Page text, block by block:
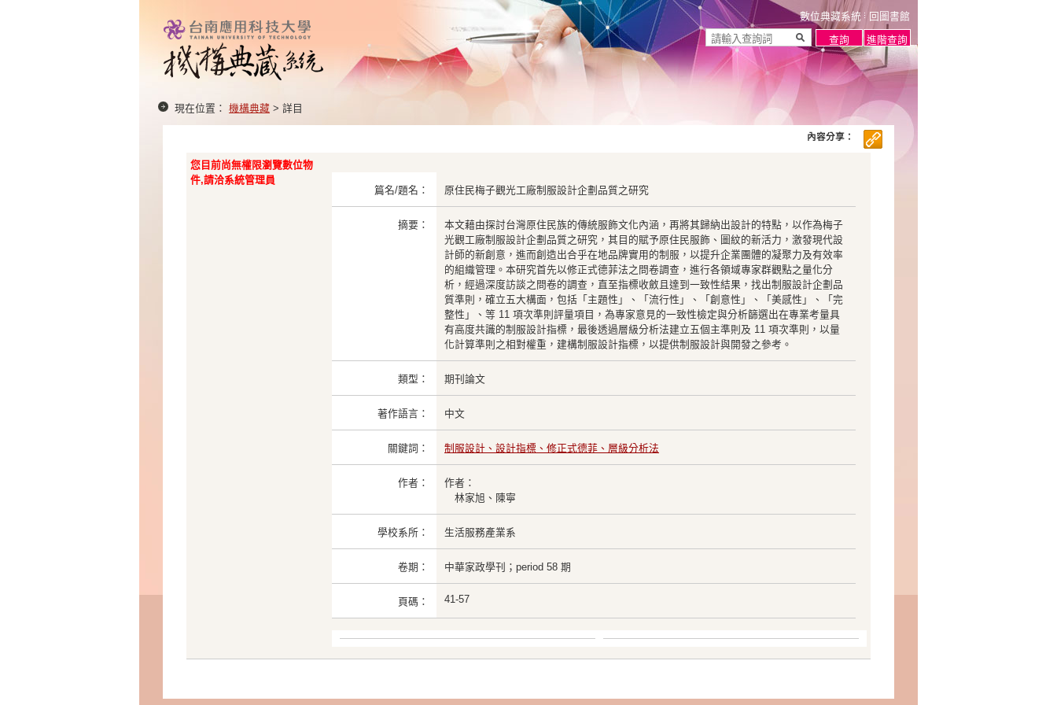
數位典藏系統 回圖書館
現在位置： 機構典藏 > 詳目
您目前尚無權限瀏覽數位物
件,請洽系統管理員
篇名/題名：
原住民梅子觀光工廠制服設計企劃品質之研究
摘要：
本文藉由探討台灣原住民族的傳統服飾文化內涵，再將其歸納出設計的特點，以作為梅子
光觀工廠制服設計企劃品質之研究，其目的賦予原住民服飾、圖紋的新活力，激發現代設
計師的新創意，進而創造出合乎在地品牌實用的制服，以提升企業團體的凝聚力及有效率
的組織管理。本研究首先以修正式德菲法之問卷調查，進行各領域專家群觀點之量化分
析，經過深度訪談之問卷的調查，直至指標收斂且達到一致性結果，找出制服設計企劃品
質準則，確立五大構面，包括「主題性」、「流行性」、「創意性」、「美感性」、「完
整性」、等 11 項次準則評量項目，為專家意見的一致性檢定與分析篩選出在專業考量具
有高度共識的制服設計指標，最後透過層級分析法建立五個主準則及 11 項次準則，以量
化計算準則之相對權重，建構制服設計指標，以提供制服設計與開發之參考。
類型： 期刊論文
著作語言： 中文
關鍵詞： 制服設計、設計指標、修正式德菲、層級分析法
作者：
作者：
林家旭、陳寧
學校系所： 生活服務產業系
卷期： 中華家政學刊；period 58 期
頁碼： 41-57
內容分享：